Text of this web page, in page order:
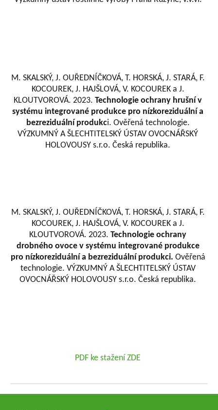
M. SKALSKÝ, J. OUŘEDNÍČKOVÁ, T. HORSKÁ, J. STARÁ, F.
KOCOUREK, J. HAJŠLOVÁ, V. KOCOUREK a J.
KLOUTVOROVÁ. 2023. Technologie ochrany hrušní v
systému integrované produkce pro nízkoreziduální a
bezreziduální produkci. Ověřená technologie.
VÝZKUMNÝ A ŠLECHTITELSKÝ ÚSTAV OVOCNÁŘSKÝ
HOLOVOUSY s.r.o. Česká republika.
M. SKALSKÝ, J. OUŘEDNÍČKOVÁ, T. HORSKÁ, J. STARÁ, F.
KOCOUREK, J. HAJŠLOVÁ, V. KOCOUREK a J.
KLOUTVOROVÁ. 2023. Technologie ochrany
drobného ovoce v systému integrované produkce
pro nízkoreziduální a bezreziduální produkci. Ověřená
technologie. VÝZKUMNÝ A ŠLECHTITELSKÝ ÚSTAV
OVOCNÁŘSKÝ HOLOVOUSY s.r.o. Česká republika.
PDF ke stažení ZDE